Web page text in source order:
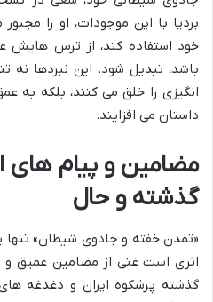
بردیا با این موجودات، او را
خود استفاده کند، از ترس هایش
باشد، تبدیل شود. این نبردها
انگیزی را خلق می کنند، بلکه به
داستان می افزایند.
مضامین و پیام های
گذشته و حال
«تمدن خفته و جادوی شیطان» تنها
اثری است غنی از مضامین عمیق و
گذشته پرشکوه ایران و دغدغه